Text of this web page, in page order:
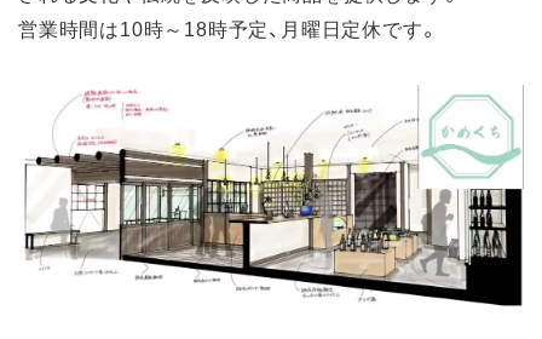
営業時間は10時～18時予定、月曜日定休です。